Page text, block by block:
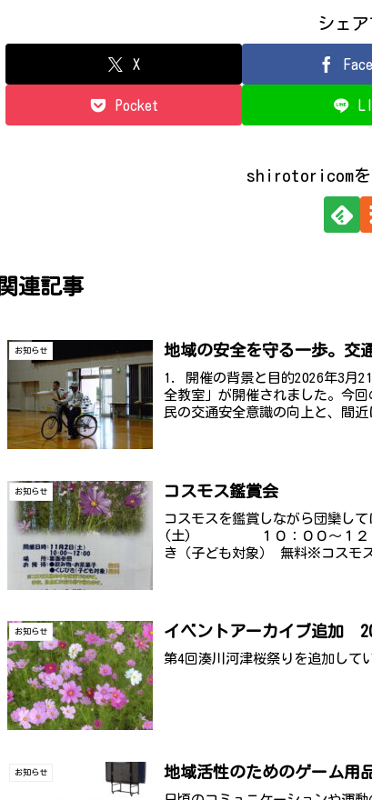
シェ
X
Pocket
shirotoricomを
関連記事
お知らせ 地域の安全を守る一歩。交
1. 開催の背景と目的2026年3月
全教室」が開催されました。今
民の交通安全意識の向上と、間
お知らせ コスモス鑑賞会
コスモスを鑑賞しながら団欒し
(土) １０：００～１２：
き（子ども対象） 無料※コスモ
お知らせ イベントアーカイブ追加
第4回湊川河津桜祭りを追加し
お知らせ 地域活性のためのゲーム用